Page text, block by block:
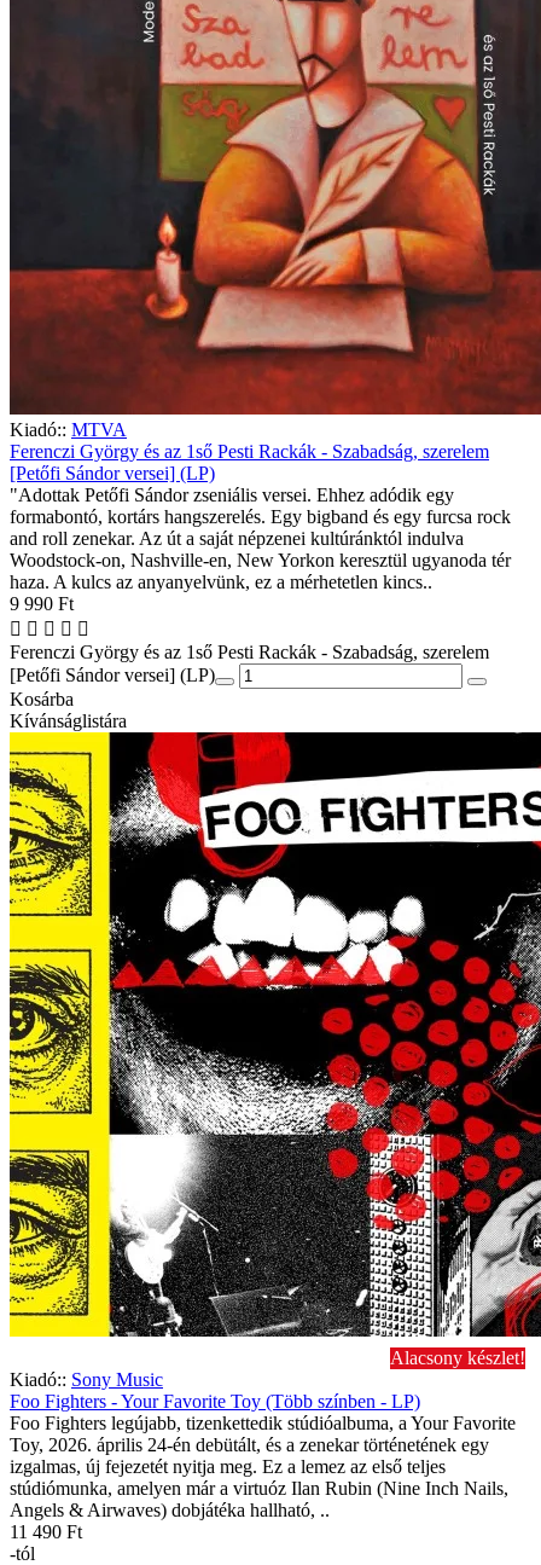
Kiadó:: MTVA
Ferenczi György és az 1ső Pesti Rackák - Szabadság, szerelem
[Petőfi Sándor versei] (LP)
"Adottak Petőfi Sándor zseniális versei. Ehhez adódik egy
formabontó, kortárs hangszerelés. Egy bigband és egy furcsa rock
and roll zenekar. Az út a saját népzenei kultúránktól indulva
Woodstock-on, Nashville-en, New Yorkon keresztül ugyanoda tér
haza. A kulcs az anyanyelvünk, ez a mérhetetlen kincs..
9 990 Ft
Ferenczi György és az 1ső Pesti Rackák - Szabadság, szerelem
[Petőfi Sándor versei] (LP)
Kosárba
Kívánságlistára
Alacsony készlet!
Kiadó:: Sony Music
Foo Fighters - Your Favorite Toy (Több színben - LP)
Foo Fighters legújabb, tizenkettedik stúdióalbuma, a Your Favorite
Toy, 2026. április 24-én debütált, és a zenekar történetének egy
izgalmas, új fejezetét nyitja meg. Ez a lemez az első teljes
stúdiómunka, amelyen már a virtuóz Ilan Rubin (Nine Inch Nails,
Angels & Airwaves) dobjátéka hallható, ..
11 490 Ft
-tól